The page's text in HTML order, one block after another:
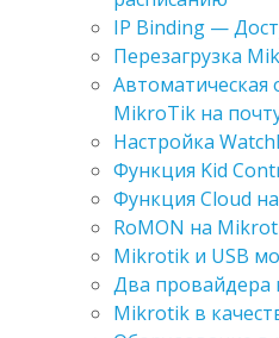
IP Binding —
Перезагрузка
Автоматическая
MikroTik на
Настройка
Функция Kid
Функция Cloud
RoMON на
Mikrotik и USB
Два провайдера
Mikrotik в